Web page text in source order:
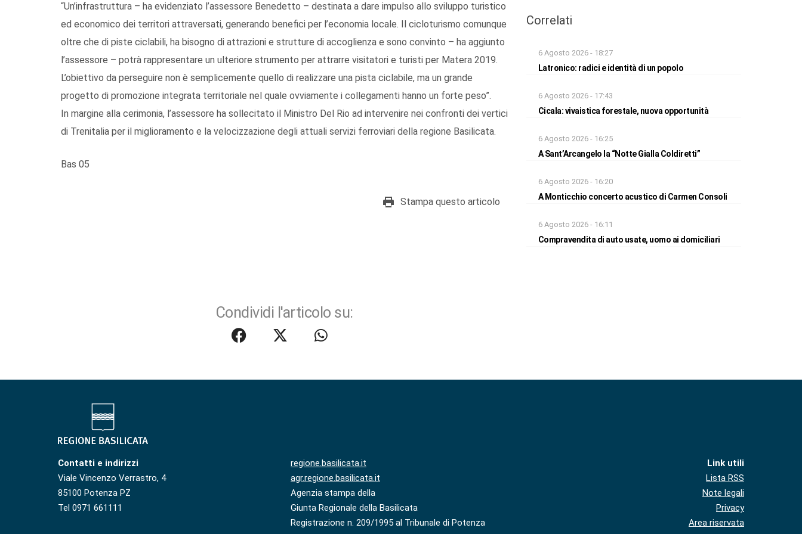
“Un’infrastruttura – ha evidenziato l’assessore Benedetto – destinata a dare impulso allo sviluppo turistico
ed economico dei territori attraversati, generando benefici per l’economia locale. Il cicloturismo comunque
oltre che di piste ciclabili, ha bisogno di attrazioni e strutture di accoglienza e sono convinto – ha aggiunto
l’assessore – potrà rappresentare un ulteriore strumento per attrarre visitatori e turisti per Matera 2019.
L’obiettivo da perseguire non è semplicemente quello di realizzare una pista ciclabile, ma un grande
progetto di promozione integrata territoriale nel quale ovviamente i collegamenti hanno un forte peso”.
In margine alla cerimonia, l’assessore ha sollecitato il Ministro Del Rio ad intervenire nei confronti dei vertici
di Trenitalia per il miglioramento e la velocizzazione degli attuali servizi ferroviari della regione Basilicata.
Bas 05
Stampa questo articolo
Condividi l'articolo su:
Correlati
6 Agosto 2026 - 18:27
Latronico: radici e identità di un popolo
6 Agosto 2026 - 17:43
Cicala: vivaistica forestale, nuova opportunità
6 Agosto 2026 - 16:25
A Sant’Arcangelo la “Notte Gialla Coldiretti”
6 Agosto 2026 - 16:20
A Monticchio concerto acustico di Carmen Consoli
6 Agosto 2026 - 16:11
Compravendita di auto usate, uomo ai domiciliari
Contatti e indirizzi
Viale Vincenzo Verrastro, 4
85100 Potenza PZ
Tel 0971 661111
regione.basilicata.it
agr.regione.basilicata.it
Agenzia stampa della
Giunta Regionale della Basilicata
Registrazione n. 209/1995 al Tribunale di Potenza
Link utili
Lista RSS
Note legali
Privacy
Area riservata